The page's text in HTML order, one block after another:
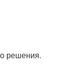
решения.